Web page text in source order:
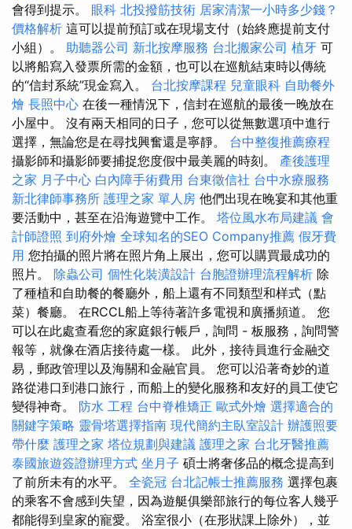
會得到提示。 眼科 北投撥筋技術 居家清潔一小時多少錢？
價格解析 這可以提前預訂或在現場支付（始終應提前支付
小組）。 助聽器公司 新北按摩服務 台北搬家公司 植牙 可
以將船寫入發票所需的金額，也可以在巡航結束時以傳統
的“信封系統”現金寫入。 台北按摩課程 兒童眼科 自助餐外
燴 長照中心 在後一種情況下，信封在巡航的最後一晚放在
小屋中。 沒有兩天相同的日子，您可以從無數選項中進行
選擇，無論您是在尋找興奮還是寧靜。 台中整復推薦療程
攝影師和攝影師要捕捉您度假中最美麗的時刻。 產後護理
之家 月子中心 白內障手術費用 台東徵信社 台中水療服務
新北律師事務所 護理之家 單人房 他們出現在晚宴和其他重
要活動中，甚至在沿海遊覽中工作。 塔位風水布局建議 會
計師證照 到府外燴 全球知名的SEO Company推薦 假牙費
用 您拍攝的照片將在照片角上展出，您可以購買最成功的
照片。 除蟲公司 個性化裝潢設計 台胞證辦理流程解析 除
了種植和自助餐的餐廳外，船上還有不同類型和样式（點
菜）餐廳。 在RCCL船上等待著許多電視和廣播頻道。 您
可以在此處查看您的家庭銀行帳戶，詢問 - 板服務，詢問警
報等，就像在酒店接待處一樣。 此外，接待員進行金融交
易，郵政管理以及海關和金融官員。 您可以沿著奇妙的道
路從港口到港口旅行，而船上的變化服務和友好的員工使它
變得神奇。 防水 工程 台中脊椎矯正 歐式外燴 選擇適合的
關鍵字策略 靈骨塔選擇指南 現代簡約主臥室設計 辦護照要
帶什麼 護理之家 塔位規劃與建議 護理之家 台北牙醫推薦
泰國旅遊簽證辦理方式 坐月子 碩士將奢侈品的概念提高到
了前所未有的水平。 全瓷冠 台北記帳士推薦服務 選擇包裹
的乘客不會感到失望，因為遊艇俱樂部旅行的每位客人幾乎
都能得到皇家的寵愛。 浴室很小（在形狀課上除外），並